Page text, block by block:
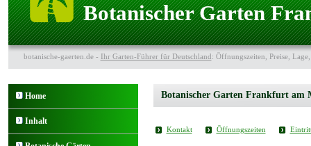
Botanischer Garten
botanische-gaerten.de - Ihr Garten-Führer für Deutschland: Öffnungszeiten, Preise,
Home
Inhalt
Botanischer Garten Frankfurt am
Kontakt Öffnungszeiten